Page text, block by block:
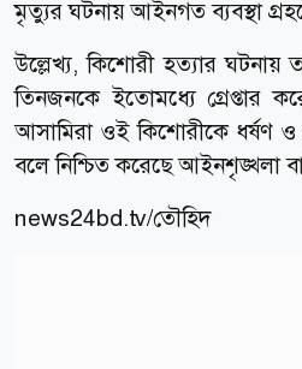
মৃত্যুর ঘটনায় আইনগত ব্যবস্থা
উল্লেখ্য, কিশোরী হত্যার ঘটনায়
তিনজনকে ইতোমধ্যে গ্রেপ্তার
আসামিরা ওই কিশোরীকে ধর্ষণ ও
বলে নিশ্চিত করেছে আইনশৃঙ্খলা
news24bd.tv/তৌহিদ